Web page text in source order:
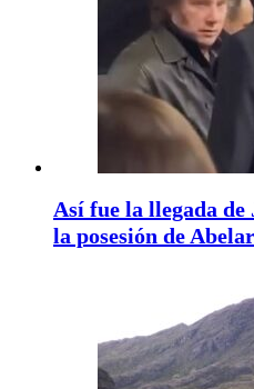
Así fue la llegada
la posesión de